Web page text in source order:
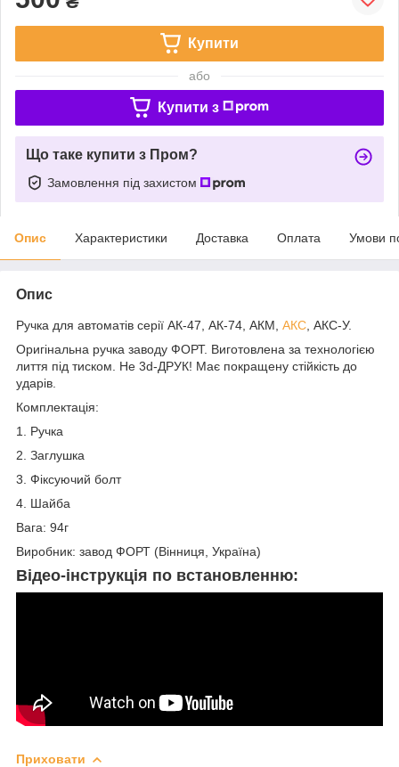
Купити
або
Купити з
Що таке купити з Пром?
Замовлення під захистом
Опис Характеристики Доставка Оплата Умови
Опис
Ручка для автоматів серії АК-47, АК-74, АКМ, АКС , АКС-У.
Оригінальна ручка заводу ФОРТ. Виготовлена за технологією
лиття під тиском. Не 3d-ДРУК! Має покращену стійкість до
ударів.
Комплектація:
1. Ручка
2. Заглушка
3. Фіксуючий болт
4. Шайба
Вага: 94г
Виробник: завод ФОРТ (Вінниця, Україна)
Відео-інструкція по встановленню:
Приховати